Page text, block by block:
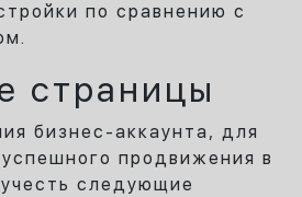
по сравнению с
страницы
бизнес-аккаунта, для
продвижения в
следующие